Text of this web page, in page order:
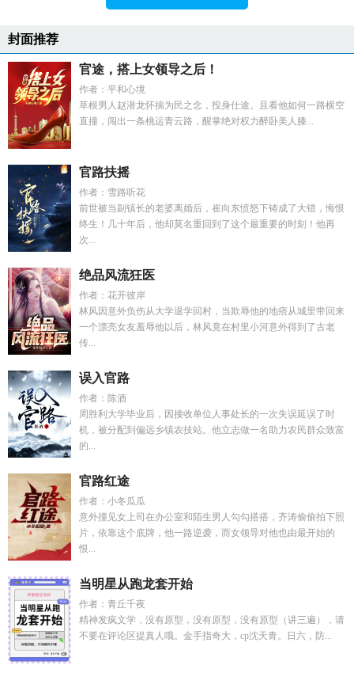
封面推荐
官途，搭上女领导之后！
作者：平和心境
草根男人赵潜龙怀揣为民之念，投身仕途。且看他如何一路横空
直撞，闯出一条桃运青云路，醒掌绝对权力醉卧美人膝...
官路扶摇
作者：雪路听花
前世被当副镇长的老婆离婚后，崔向东愤怒下铸成了大错，悔恨
终生！几十年后，他却莫名重回到了这个最重要的时刻！他再
次...
绝品风流狂医
作者：花开彼岸
林风因意外负伤从大学退学回村，当欺辱他的地痞从城里带回来
一个漂亮女友羞辱他以后，林风竟在村里小河意外得到了古老
传...
误入官路
作者：陈酒
周胜利大学毕业后，因接收单位人事处长的一次失误延误了时
机，被分配到偏远乡镇农技站。他立志做一名助力农民群众致富
的...
官路红途
作者：小冬瓜瓜
意外撞见女上司在办公室和陌生男人勾勾搭搭，齐涛偷偷拍下照
片，依靠这个底牌，他一路逆袭，而女领导对他也由最开始的
恨...
当明星从跑龙套开始
作者：青丘千夜
精神发疯文学，没有原型，没有原型，没有原型（讲三遍），请
不要在评论区提真人哦。金手指奇大，cp沈天青。日六，防...